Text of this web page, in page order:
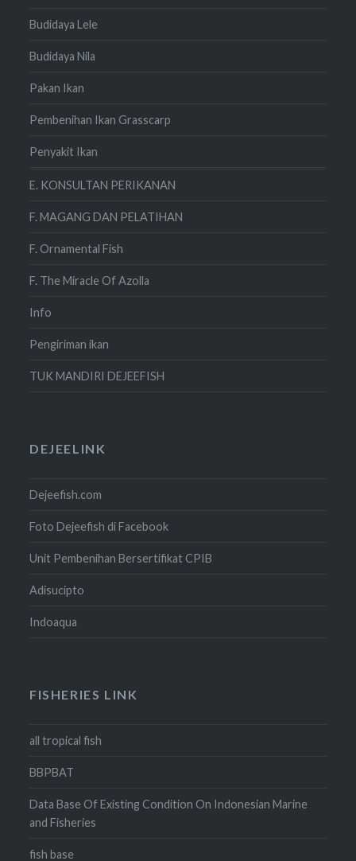
Budidaya Lele
Budidaya Nila
Pakan Ikan
Pembenihan Ikan Grasscarp
Penyakit Ikan
E. KONSULTAN PERIKANAN
F. MAGANG DAN PELATIHAN
F. Ornamental Fish
F. The Miracle Of Azolla
Info
Pengiriman ikan
TUK MANDIRI DEJEEFISH
DEJEELINK
Dejeefish.com
Foto Dejeefish di Facebook
Unit Pembenihan Bersertifikat CPIB
Adisucipto
Indoaqua
FISHERIES LINK
all tropical fish
BBPBAT
Data Base Of Existing Condition On Indonesian Marine
and Fisheries
fish base